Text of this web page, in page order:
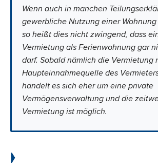
Wenn auch in manchen
gewerbliche Nutzung einer
so heißt dies nicht zwingend, dass
Vermietung als Ferienwohnung gar
darf. Sobald nämlich die Vermietung
Haupteinnahmequelle des
handelt es sich eher um eine private
Vermögensverwaltung und die
Vermietung ist möglich.